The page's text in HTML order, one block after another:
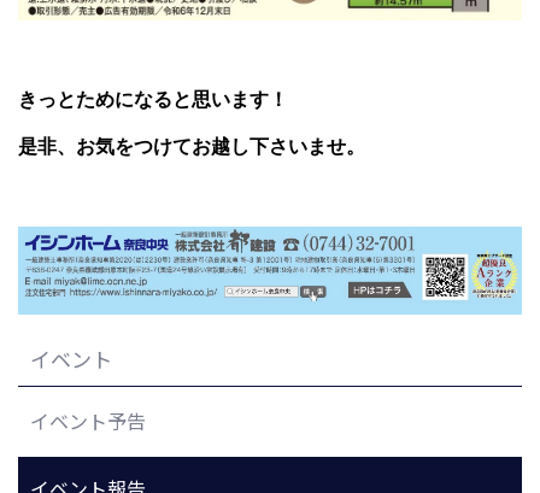
きっとためになると思います！
是非、お気をつけてお越し下さいませ。
イベント
イベント予告